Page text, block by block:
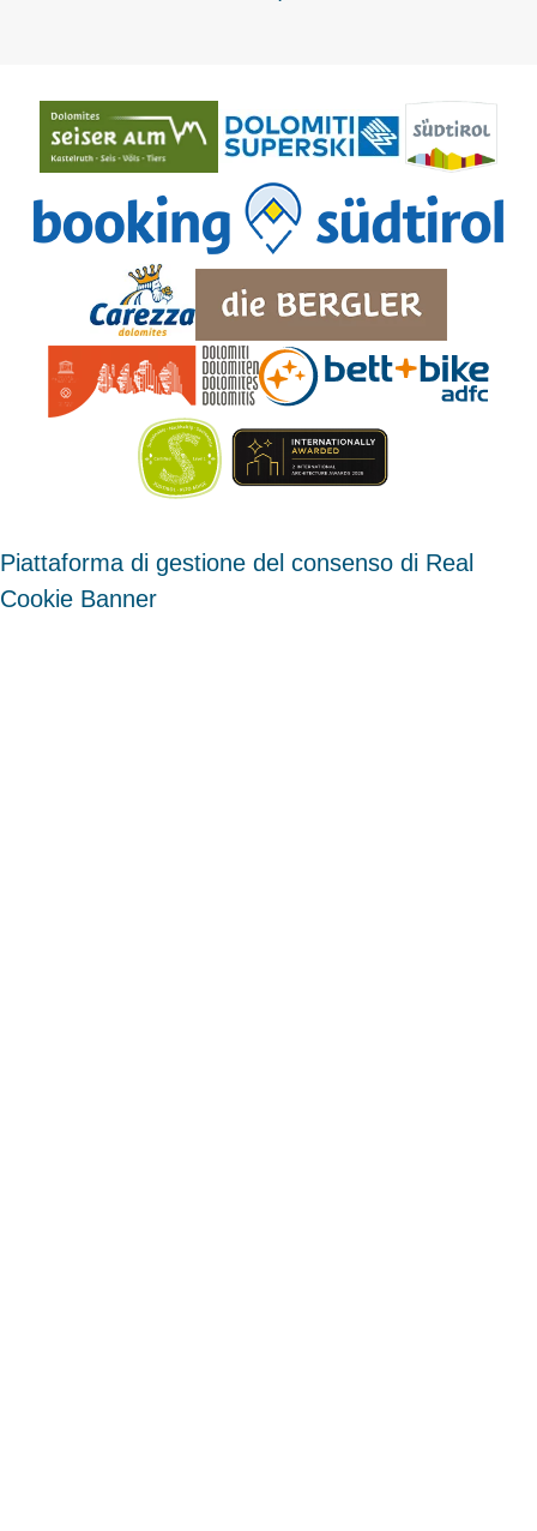
Piattaforma di gestione del consenso di Real
Cookie Banner